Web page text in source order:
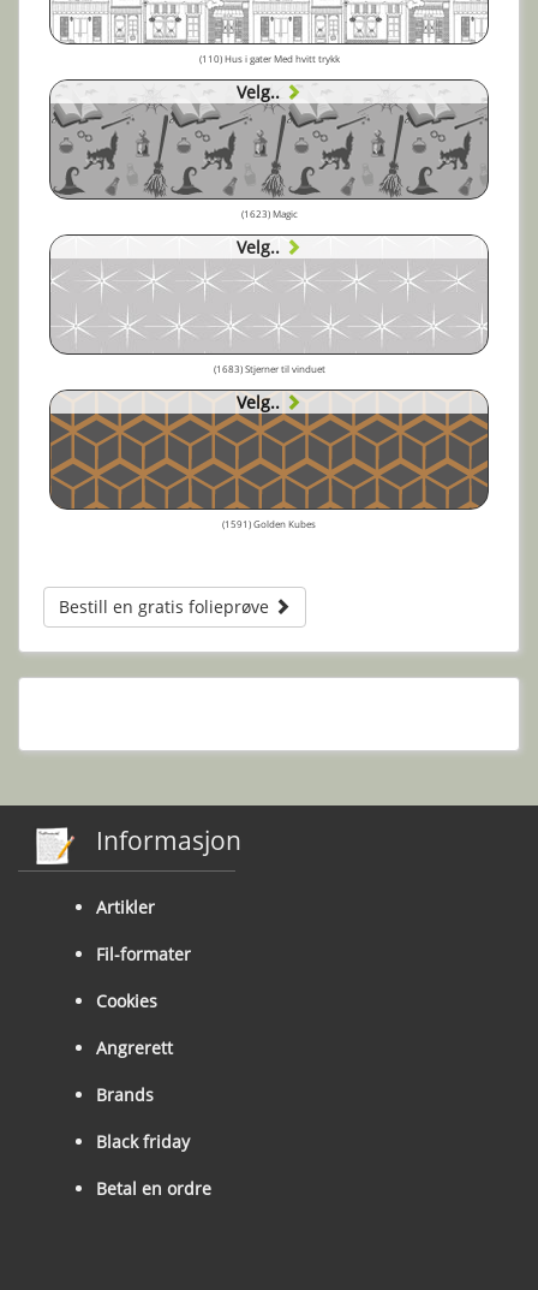
(110) Hus i gater Med hvitt trykk
Velg..
(1623) Magic
Velg..
(1683) Stjerner til vinduet
Velg..
(1591) Golden Kubes
Bestill en gratis folieprøve
Informasjon
Artikler
Fil-formater
Cookies
Angrerett
Brands
Black friday
Betal en ordre